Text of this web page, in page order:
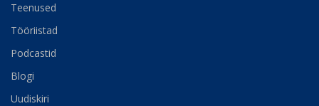
Teenused
Tööriistad
Podcastid
Blogi
Uudiskiri